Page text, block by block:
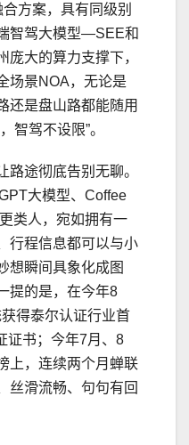
方案，具有同级别
智驾大模型—SEE和
大的算力支撑下，
场景NOA，无论是
还是盘山路都能随用
智驾不设限”。
路途彻底告别无聊。
大模型、Coffee
类人，宛如拥有一
行程信息都可以与小
想瞬间具象化成图
提的是，在今年8
得泰尔认证行业首
证书；今年7月、8
上，连续两个月蝉联
丝滑流畅、句句有回